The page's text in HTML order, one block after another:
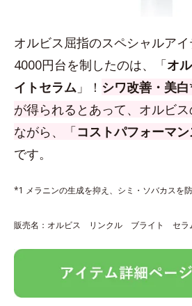
オルビス屈指のスペシャルアイ
4000円台を制したのは、「オ
イトセラム 」！ シワ改善・美白
が得られるとあって、オルビ
ながら、「コストパフォーマ
です。
*1 メラニンの生成を抑え、シミ・ソバカスを
販売名：オルビス リンクル ブライト セラ